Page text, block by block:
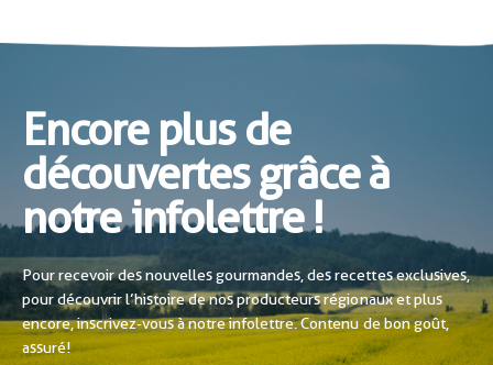
Encore plus de
découvertes grâce à
notre infolettre !
Pour recevoir des nouvelles gourmandes, des recettes exclusives,
pour découvrir l’histoire de nos producteurs régionaux et plus
encore, inscrivez-vous à notre infolettre. Contenu de bon goût,
assuré!